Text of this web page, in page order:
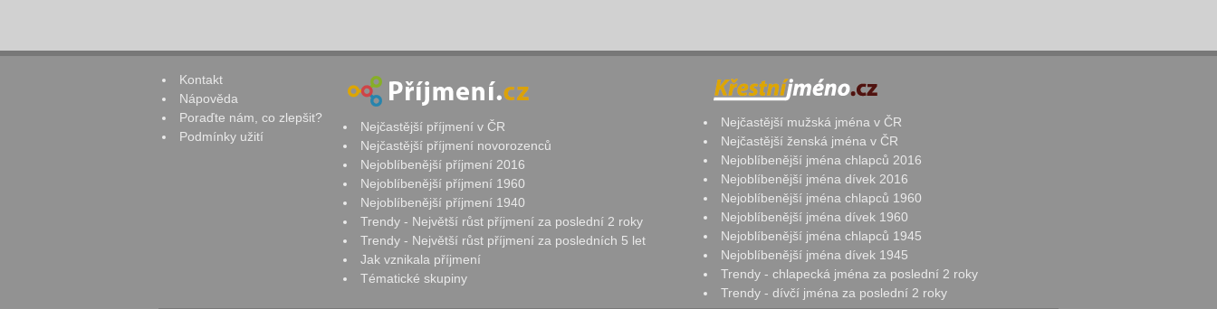
Kontakt
Nápověda
Poraďte nám, co zlepšit?
Podmínky užití
Nejčastější příjmení v ČR
Nejčastější příjmení novorozenců
Nejoblíbenější příjmení 2016
Nejoblíbenější příjmení 1960
Nejoblíbenější příjmení 1940
Trendy - Největší růst příjmení za poslední 2 roky
Trendy - Největší růst příjmení za posledních 5 let
Jak vznikala příjmení
Tématické skupiny
Nejčastější mužská jména v ČR
Nejčastější ženská jména v ČR
Nejoblíbenější jména chlapců 2016
Nejoblíbenější jména dívek 2016
Nejoblíbenější jména chlapců 1960
Nejoblíbenější jména dívek 1960
Nejoblíbenější jména chlapců 1945
Nejoblíbenější jména dívek 1945
Trendy - chlapecká jména za poslední 2 roky
Trendy - dívčí jména za poslední 2 roky